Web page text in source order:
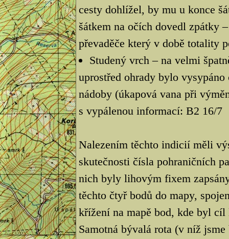
cesty dohlížel, by mu u konce
šátkem na očích dovedl zpátky
převaděče který v době totality
Studený vrch – na velmi
uprostřed ohrady bylo
nádoby (úkapová vana při
s vypálenou informací: B2 16/7
Nalezením těchto indicií měli
skutečnosti čísla pohraničních
nich byly lihovým fixem
těchto čtyř bodů do mapy,
křížení na mapě bod, kde byl cíl
Samotná bývalá rota (v níž